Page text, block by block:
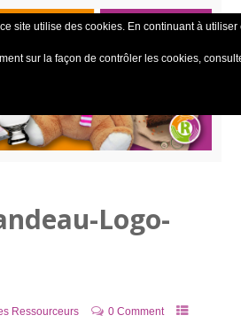
Logo-
Ressourceurs 0 Comment
site utilise des cookies. En continuant à
sur la façon de contrôler les cookies,